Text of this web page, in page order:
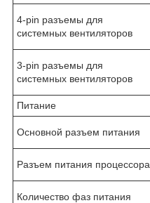
4-pin разъемы для
системных вентиляторов
3-pin разъемы для
системных вентиляторов
Питание
Основной разъем питания
Разъем питания процессора
Количество фаз питания